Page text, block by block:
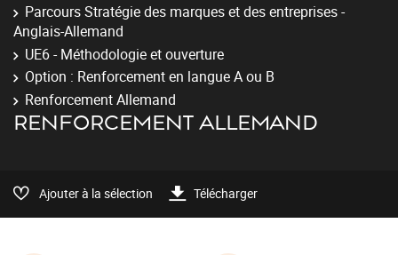
Parcours Stratégie des marques et des entreprises -
Anglais-Allemand
UE6 - Méthodologie et ouverture
Option : Renforcement en langue A ou B
Renforcement Allemand
RENFORCEMENT ALLEMAND
Ajouter à la sélection Télécharger